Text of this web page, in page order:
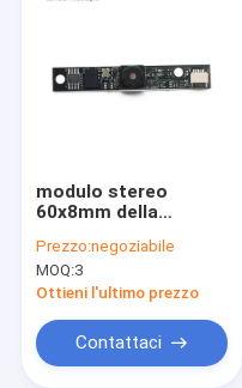
modulo stereo
60x8mm della
fotografica di 720P
1080P con il sensore
di Himax HM2056
Prezzo:negoziabile
MOQ:3
Ottieni l'ultimo prezzo
Contattaci